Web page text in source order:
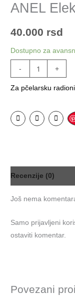
ANEL
40.000 rsd
Dostupno za
-
Električni
obeleživač
+
Za pčelarsku
Recenzije (0)
Još nema
Samo prijavljeni
ostaviti komentar.
Povezani